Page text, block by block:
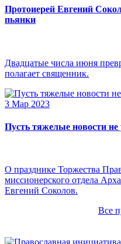
Протоиерей Евгений
пьянки
Двадцатые числа июня
полагает священник.
3 Мар 2023
Пусть тяжелые новости не
О празднике Торжества
миссионерского отдела
Евгений Соколов.
Все